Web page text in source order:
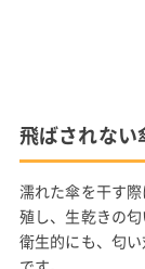
飛ばされない
濡れた傘を干す
殖し、生乾きの匂
衛生的にも、匂